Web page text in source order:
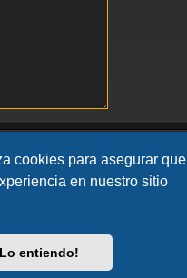
cookies para asegurar que
en nuestro sitio
entiendo!
Todos los horarios son
Goliardo
phpBB® Forum Software © phpBB Limited
phpBB España